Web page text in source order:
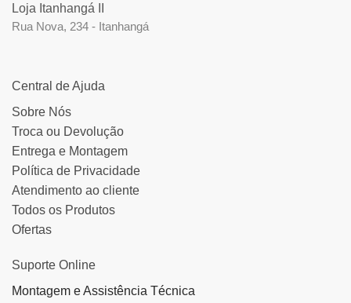
Loja Itanhangá II
Rua Nova, 234 - Itanhangá
Central de Ajuda
Sobre Nós
Troca ou Devolução
Entrega e Montagem
Política de Privacidade
Atendimento ao cliente
Todos os Produtos
Ofertas
Suporte Online
Montagem e Assistência Técnica